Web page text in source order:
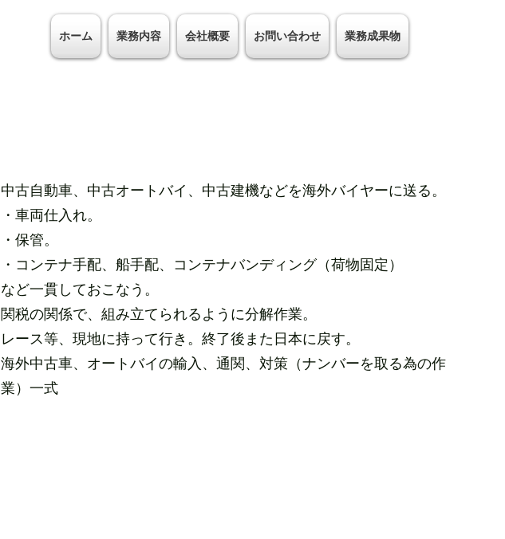
ホーム 業務内容 会社概要 お問い合わせ 業務成果物
中古自動車、中古オートバイ、中古建機などを海外バイヤーに送る。
・車両仕入れ。
・保管。
・コンテナ手配、船手配、コンテナバンディング（荷物固定）
など一貫しておこなう。
関税の関係で、組み立てられるように分解作業。
レース等、現地に持って行き。終了後また日本に戻す。
海外中古車、オートバイの輸入、通関、対策（ナンバーを取る為の作
業）一式